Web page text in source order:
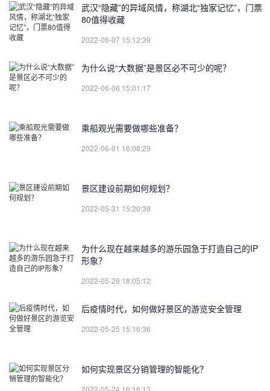
武汉“隐藏”的异域风情，称湖北“独家记忆”，门票
80值得收藏
2022-06-07 15:12:39
为什么说“大数据”是景区必不可少的呢？
2022-06-06 15:01:17
乘船观光需要做哪些准备？
2022-06-01 16:08:29
景区建设前期如何规划？
2022-05-31 15:20:39
为什么现在越来越多的游乐园急于打造自己的IP
形象？
2022-05-26 18:05:12
后疫情时代，如何做好景区的游览安全管理
2022-05-25 15:16:36
如何实现景区分销管理的智能化？
2022-05-24 16:16:13